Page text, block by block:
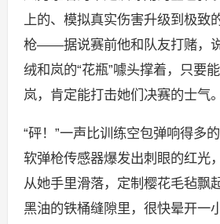
上的、模拟真实伤害升级到极致
枪——据说赛前他和队友打赌，
绒和岚的“花瓶”噱头撑着，只要
岚，肯定能打击她们决赛的士气。
“砰！”一声比训练空包弹响得多
软弹枪传感器爆发出刺眼的红光
从她手里滑落，定制樱花毛毡飘
黑油的铁桶缝隙里，很快晕开一